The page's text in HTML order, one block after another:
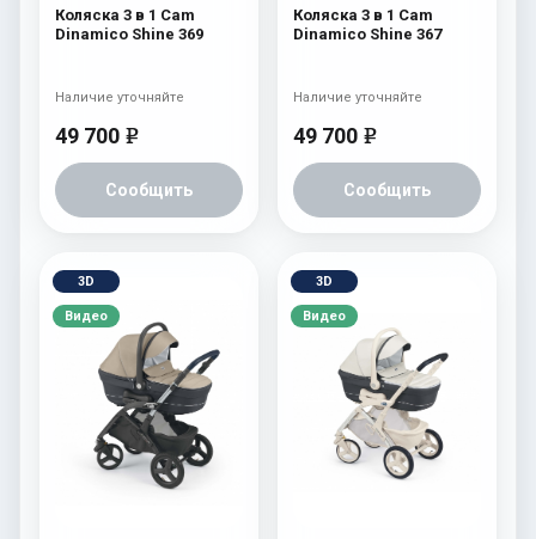
Коляска 3 в 1 Cam
Dinamico Shine 369
49 700 e
Сообщить
Наличие уточняйте
Коляска 3 в 1 Cam
Dinamico Shine 367
49 700 e
Сообщить
Наличие уточняйте
3D
Видео
3D
Видео